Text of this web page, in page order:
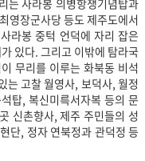
영장군사당 등도 제주도에서
라봉 중턱 언덕에 자리 잡은
있다. 그리고 이밖에 탐라국
무리를 이루는 화북동 비석
는 고찰 월영사, 보덕사, 월정
탑, 복신미륵서자복 등의 문
신촌향사, 제주 주민들의 성
단, 정자 연북정과 관덕정 등